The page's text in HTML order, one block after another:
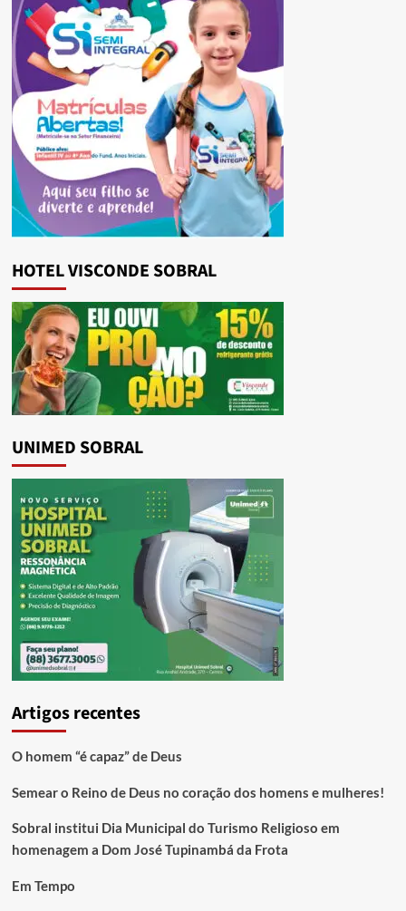
HOTEL VISCONDE SOBRAL
UNIMED SOBRAL
Artigos recentes
O homem “é capaz” de Deus
Semear o Reino de Deus no coração dos homens e mulheres!
Sobral institui Dia Municipal do Turismo Religioso em
homenagem a Dom José Tupinambá da Frota
Em Tempo